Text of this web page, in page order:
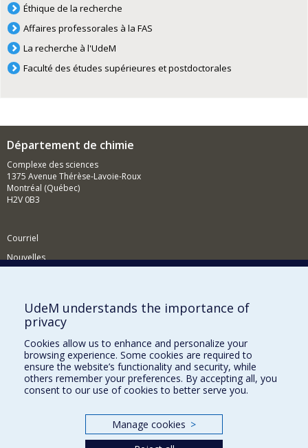
Éthique de la recherche
Affaires professorales à la FAS
La recherche à l'UdeM
Faculté des études supérieures et postdoctorales
Département de chimie
Complexe des sciences
1375 Avenue Thérèse-Lavoie-Roux
Montréal (Québec)
H2V 0B3
Courriel
Nouvelles
Comment soutenir le Département?
BESOIN D'AIDE?
Plan du site
Signaler une erreur
Accessibilité
Nos départements et écoles
UdeM understands the importance of
privacy
Cookies allow us to enhance and personalize your
browsing experience. Some cookies are required to
ensure the website’s functionality and security, while
others remember your preferences. By accepting all, you
consent to our use of cookies to better serve you.
Manage cookies >